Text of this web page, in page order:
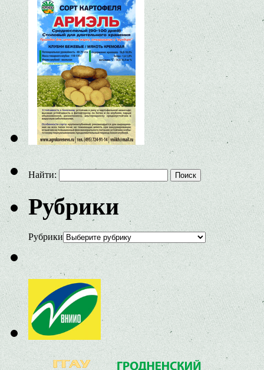
Найти:
Рубрики
Рубрики